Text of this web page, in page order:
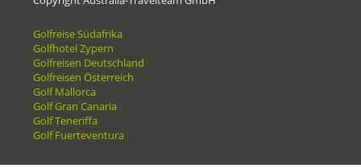
Golfreise Südafrika
Golfhotel Zypern
Golfreisen Deutschland
Golfreisen Österreich
Golf Mallorca
Golf Gran Canaria
Golf Teneriffa
Golf Fuerteventura